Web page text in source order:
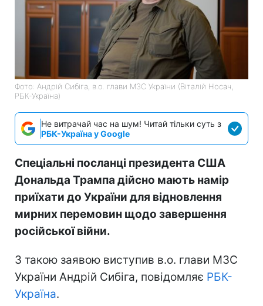
Фото: Андрій Сибіга, в.о. глави МЗС України (Віталій Носач,
РБК-Україна)
Не витрачай час на шум! Читай тільки суть з
РБК-Україна у Google
Спеціальні посланці президента США
Дональда Трампа дійсно мають намір
приїхати до України для відновлення
мирних перемовин щодо завершення
російської війни.
З такою заявою виступив в.о. глави МЗС
України Андрій Сибіга, повідомляє РБК-
Україна.